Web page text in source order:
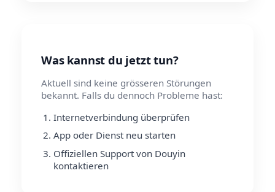
Was kannst du jetzt tun?
Aktuell sind keine grösseren Störungen
bekannt. Falls du dennoch Probleme hast:
Internetverbindung überprüfen
App oder Dienst neu starten
Offiziellen Support von Douyin
kontaktieren